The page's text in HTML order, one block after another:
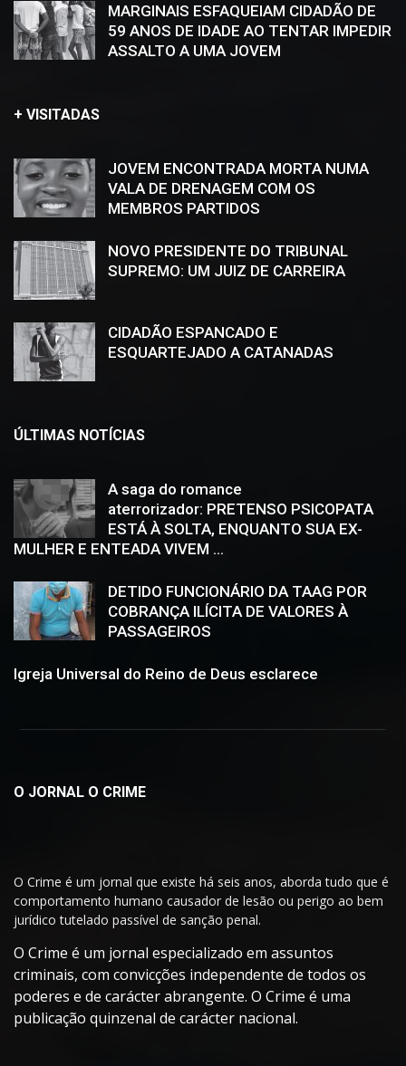
MARGINAIS ESFAQUEIAM CIDADÃO DE
59 ANOS DE IDADE AO TENTAR IMPEDIR
ASSALTO A UMA JOVEM
+ VISITADAS
JOVEM ENCONTRADA MORTA NUMA
VALA DE DRENAGEM COM OS
MEMBROS PARTIDOS
NOVO PRESIDENTE DO TRIBUNAL
SUPREMO: UM JUIZ DE CARREIRA
CIDADÃO ESPANCADO E
ESQUARTEJADO A CATANADAS
ÚLTIMAS NOTÍCIAS
A saga do romance
aterrorizador: PRETENSO PSICOPATA
ESTÁ À SOLTA, ENQUANTO SUA EX-
MULHER E ENTEADA VIVEM ...
DETIDO FUNCIONÁRIO DA TAAG POR
COBRANÇA ILÍCITA DE VALORES À
PASSAGEIROS
Igreja Universal do Reino de Deus esclarece
O JORNAL O CRIME
O Crime é um jornal que existe há seis anos, aborda tudo que é
comportamento humano causador de lesão ou perigo ao bem
jurídico tutelado passível de sanção penal.
O Crime é um jornal especializado em assuntos
criminais, com convicções independente de todos os
poderes e de carácter abrangente. O Crime é uma
publicação quinzenal de carácter nacional.